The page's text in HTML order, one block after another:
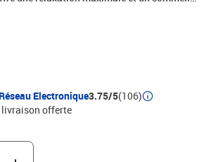
: le tissu présente un aspect simple et
selon vos préférences. La tête de lit vous
du dos lorsque vous êtes assis dans
la télévision.Matelas à ressorts
individuel intégré est connu pour sa
assurant un haut niveau de durabilité et
efficacement le bruit et les chocs
les rotations.Support moyen-dur : ce
stabilité accrue et juste le niveau de
Réseau Electronique3.75/5(106)
livraison offerte